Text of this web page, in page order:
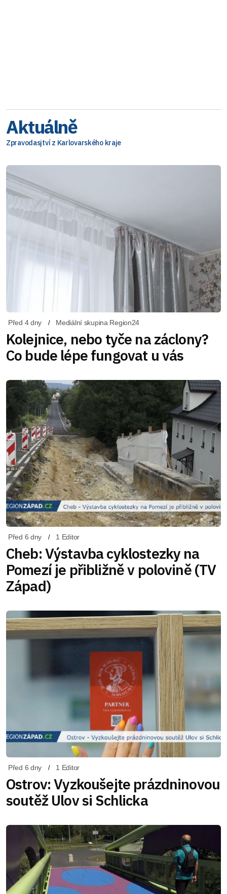
Aktuálně
Zpravodasjtví z Karlovarského kraje
Před 4 dny Mediální skupina Region24
Kolejnice, nebo tyče na záclony?
Co bude lépe fungovat u vás
Před 6 dny 1 Editor
Cheb: Výstavba cyklostezky na
Pomezí je přibližně v polovině (TV
Západ)
Před 6 dny 1 Editor
Ostrov: Vyzkoušejte prázdninovou
soutěž Ulov si Schlicka